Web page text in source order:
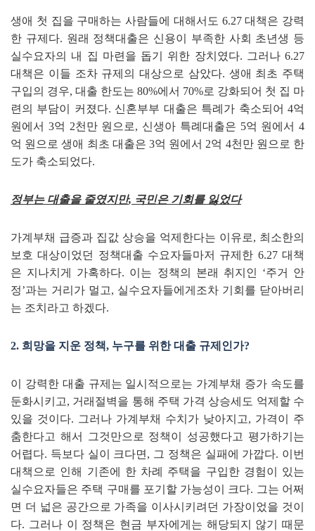
생애 첫 집을 구매하는 사람들에 대해서도 6.27대책은 강력
한 규제다. 원래 정책대출은 신용이 부족한 사회 초년생 등
실수요자의 내 집 마련을 돕기 위한 장치였다. 그러나 6.27
대책은 이들 조차 규제의 대상으로 삼았다. 생애 최초 주택
구입의 경우, 대출 한도는 80%에서 70%로 강화되어 첫 집 마
련의 부담이 커졌다. 신혼부부 대출은 특례가 축소되어4억
원에서 3억 2천만 원으로, 신생아 특례대출은 5억 원에서 4
억 원으로 생애 최초 대출은 3억 원에서 2억 4천만 원으로 한
도가 축소되었다.
정부는 대출을 줄였지만, 국민은 기회를 잃었다
가계부채 급증과 집값 상승을 억제한다는 이유로, 최소한의
보호 대상이었던 정책대출 수요자들마저 규제한 6.27대책
은 지나치게 가혹하다. 이는 정책의 본래 취지인 ‘주거 안
정’과는 거리가 멀고, 실수요자들에게조차 기회를 닫아버리
는 조치라고 하겠다.
2. 희망을 지운 정책, 누구를 위한 대출 규제인가?
이 강력한 대출 규제는 일시적으로는 가계부채 증가 속도를
둔화시키고, 거래절벽을 통해 주택 가격 상승세도 억제할 수
있을 것이다. 그러나 가계부채 수치가 낮아지고, 가격이 주
춤한다고 해서 그것만으로 정책이 성공했다고 평가하기는
어렵다. 득보다 실이 크다면 , 그 정책은 실패에 가깝다. 이번
대책으로 인해 기존에 한 차례 주택을 구입한 경험이 있는
실수요자들은 주택 구매를 포기할 가능성이 크다. 그는 어쩌
면 더 넓은 공간으로 가족을 이사시키려던 가장이었을 것이
다. 그러나 이 정책은 현금 부자에게는 해당되지 않기 때문